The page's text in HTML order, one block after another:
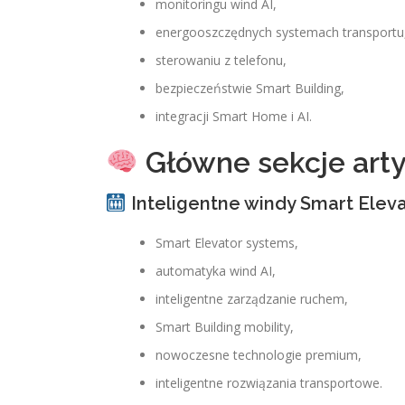
monitoringu wind AI,
energooszczędnych systemach
sterowaniu z telefonu,
bezpieczeństwie Smart Building,
integracji Smart Home i AI.
Główne sekcje
Inteligentne windy Smart
Smart Elevator systems,
automatyka wind AI,
inteligentne zarządzanie ruchem,
Smart Building mobility,
nowoczesne technologie premium,
inteligentne rozwiązania transportowe.